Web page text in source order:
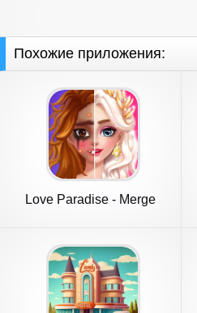
Похожие приложения:
Love Paradise - Merge